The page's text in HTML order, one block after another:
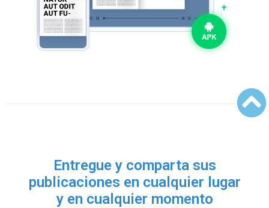
Entregue y comparta sus
publicaciones en cualquier lugar
y en cualquier momento